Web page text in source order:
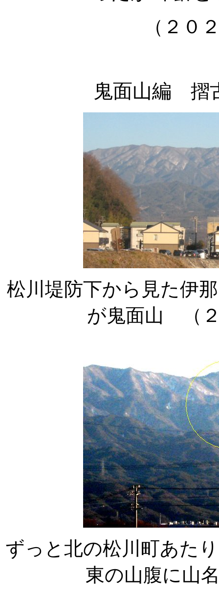
（２０
鬼面山編 摺
松川堤防下から見た伊
が鬼面山 （
ずっと北の松川町あた
東の山腹に山